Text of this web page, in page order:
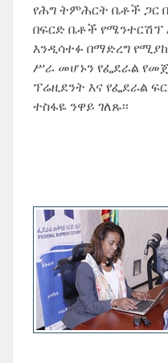
የሕግ ትምሕርት ቤቶች ጋር
በፍርድ ቤቶች የሜንተርሽፕ
እንዲሳተፉ በማድረግ
ሥራ መሆኑን የፌደራል
ፕሬዚደንት እና የፌደራል
ተስፋዬ ንዋይ ገለጹ፡፡